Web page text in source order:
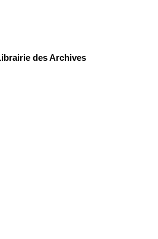
des Archives